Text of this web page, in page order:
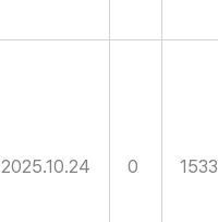
2025.10.24 0